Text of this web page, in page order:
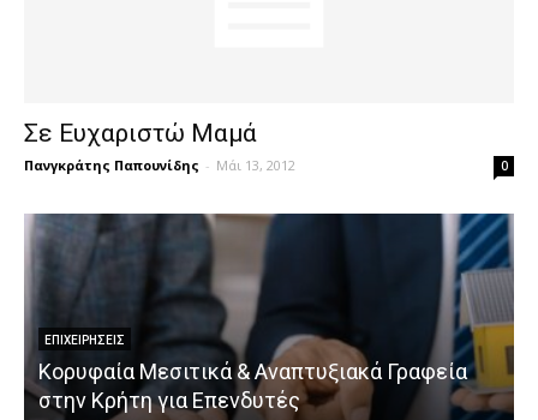
Σε Ευχαριστώ Μαμά
Πανγκράτης Παπουνίδης - Μάι 13, 2012 0
ΕΠΙΧΕΙΡΉΣΕΙΣ
Κορυφαία Μεσιτικά & Αναπτυξιακά Γραφεία
στην Κρήτη για Επενδυτές